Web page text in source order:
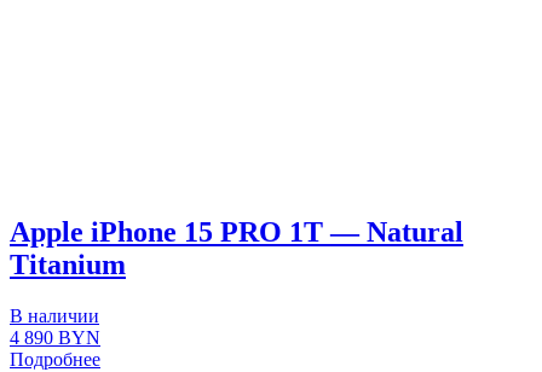
Apple iPhone 15 PRO 1T — Natural
Titanium
В наличии
4 890 BYN
Подробнее